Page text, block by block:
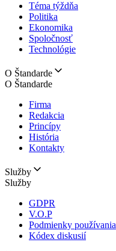
Téma týždňa
Politika
Ekonomika
Spoločnosť
Technológie
O Štandarde
O Štandarde
Firma
Redakcia
Princípy
História
Kontakty
Služby
Služby
GDPR
V.O.P
Podmienky používania
Kódex diskusií